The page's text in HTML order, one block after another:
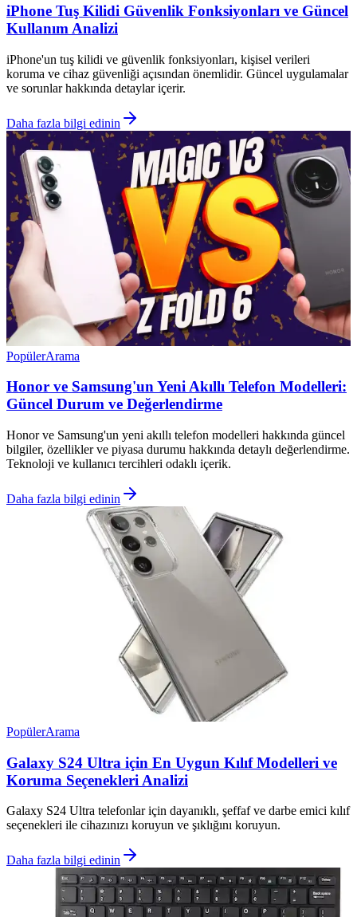
iPhone Tuş Kilidi Güvenlik Fonksiyonları ve Güncel
Kullanım Analizi
iPhone'un tuş kilidi ve güvenlik fonksiyonları, kişisel verileri
koruma ve cihaz güvenliği açısından önemlidir. Güncel uygulamalar
ve sorunlar hakkında detaylar içerir.
Daha fazla bilgi edinin
PopülerArama
Honor ve Samsung'un Yeni Akıllı Telefon Modelleri:
Güncel Durum ve Değerlendirme
Honor ve Samsung'un yeni akıllı telefon modelleri hakkında güncel
bilgiler, özellikler ve piyasa durumu hakkında detaylı değerlendirme.
Teknoloji ve kullanıcı tercihleri odaklı içerik.
Daha fazla bilgi edinin
PopülerArama
Galaxy S24 Ultra için En Uygun Kılıf Modelleri ve
Koruma Seçenekleri Analizi
Galaxy S24 Ultra telefonlar için dayanıklı, şeffaf ve darbe emici kılıf
seçenekleri ile cihazınızı koruyun ve şıklığını koruyun.
Daha fazla bilgi edinin